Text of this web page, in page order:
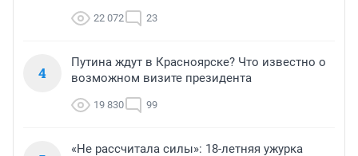
22 072 23
4
Путина ждут в Красноярске? Что известно о
возможном визите президента
19 830 99
«Не рассчитала силы»: 18-летняя ужурка